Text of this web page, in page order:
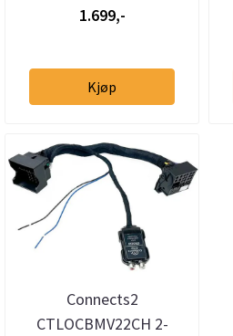
1.699,-
Kjøp
Connects2
CTLOCBMV22CH 2-